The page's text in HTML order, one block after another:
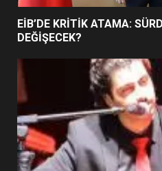
YENİ
EİB’DE KRİTİK ATAMA:
DEĞİŞECEK?